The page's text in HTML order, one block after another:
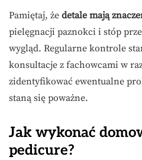
Pamiętaj, że detale mają
pielęgnacji paznokci i stóp
wygląd. Regularne kontrole
konsultacje z fachowcami w
zidentyfikować ewentualne
staną się poważne.
Jak wykonać
pedicure?